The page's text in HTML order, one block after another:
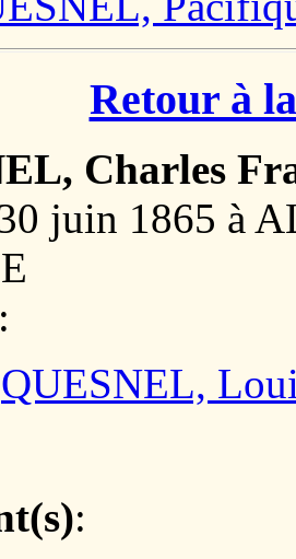
Retour à
Charles
juin 1865 à
:
QUESNEL,
: